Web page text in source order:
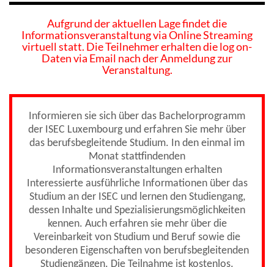
Aufgrund der aktuellen Lage findet die
Informationsveranstaltung via Online Streaming
virtuell statt. Die Teilnehmer erhalten die log on-
Daten via Email nach der Anmeldung zur
Veranstaltung.
Informieren sie sich über das Bachelorprogramm
der ISEC Luxembourg und erfahren Sie mehr über
das berufsbegleitende Studium. In den einmal im
Monat stattfindenden
Informationsveranstaltungen erhalten
Interessierte ausführliche Informationen über das
Studium an der ISEC und lernen den Studiengang,
dessen Inhalte und Spezialisierungsmöglichkeiten
kennen. Auch erfahren sie mehr über die
Vereinbarkeit von Studium und Beruf sowie die
besonderen Eigenschaften von berufsbegleitenden
Studiengängen. Die Teilnahme ist kostenlos.